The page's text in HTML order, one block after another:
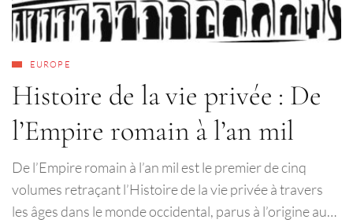
EUROPE
Histoire de la vie privée : De
l’Empire romain à l’an mil
De l’Empire romain à l’an mil est le premier de cinq
volumes retraçant l’Histoire de la vie privée à travers
les âges dans le monde occidental, parus à l’origine au…